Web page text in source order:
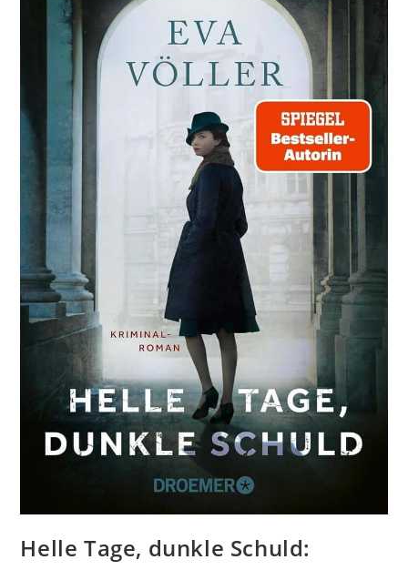
Helle Tage, dunkle Schuld: